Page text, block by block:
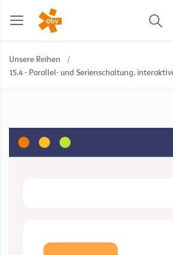
Unsere Reihen
/
15.4 - Parallel- und Serienschaltung,